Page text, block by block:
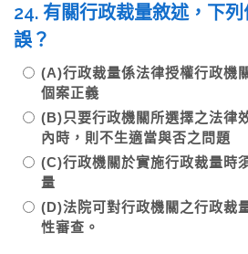
24. 有關行政裁量敘述，下
誤？
(A)行政裁量係法律授權行政機
個案正義
(B)只要行政機關所選擇之法律
內時，則不生適當與否之問題
(C)行政機關於實施行政裁量時
量
(D)法院可對行政機關之行政裁
性審查。